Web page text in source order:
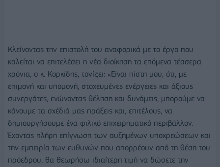
Κλείνοντας την επιστολή του αναφορικά με το έργο που
καλείται να επιτελέσει η νέα διοίκηση τα επόμενα τέσσερα
χρόνια, ο κ. Κορκίδης, τονίζει: «Είναι πίστη μου, ότι, με
επιμονή και υπομονή, στοχευμένες ενέργειες και άξιους
συνεργάτες, ενώνοντας θέληση και δυνάμεις, μπορούμε να
κάνουμε τα σχέδιά μας πράξεις και, επιτέλους, να
δημιουργήσουμε ένα φιλικό επιχειρηματικό περιβάλλον.
Έχοντας πλήρη επίγνωση των αυξημένων υποχρεώσεων και
την εμπειρία των ευθυνών που απορρέουν από τη θέση του
πρόεδρου, θα θεωρήσω ιδιαίτερη τιμή να δώσετε την